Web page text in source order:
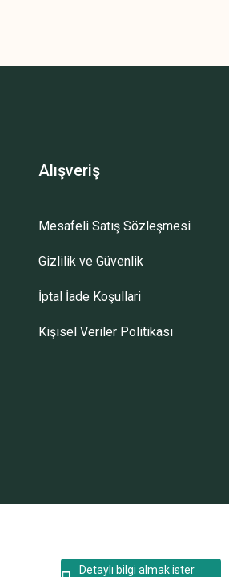
Detaylı bilgi almak ister
Alışveriş
Mesafeli Satış Sözleşmesi
Gizlilik ve Güvenlik
İptal İade Koşullari
Kişisel Veriler Politikası